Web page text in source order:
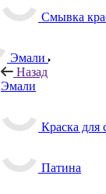
Смывка
Эмали
Назад
Эмали
Краска для
Патина